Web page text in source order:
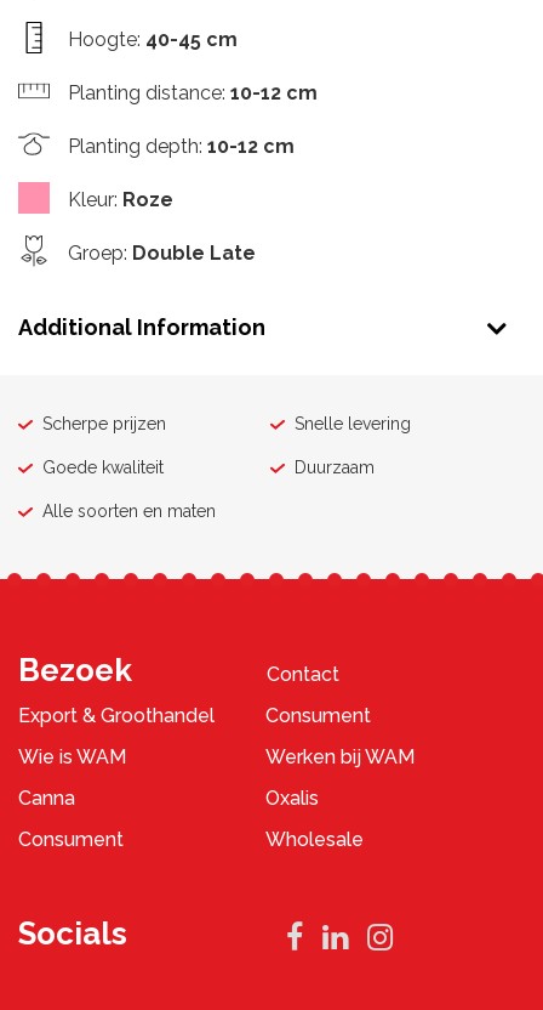
Hoogte: 40-45 cm
Planting distance: 10-12 cm
Planting depth: 10-12 cm
Kleur: Roze
Groep: Double Late
Additional Information
Scherpe prijzen Snelle levering
Goede kwaliteit Duurzaam
Alle soorten en maten
Bezoek
Contact
Export & Groothandel
Consument
Wie is WAM
Werken bij WAM
Canna
Oxalis
Consument
Wholesale
Socials